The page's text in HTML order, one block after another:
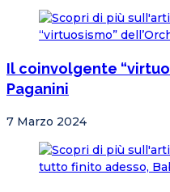
Il coinvolgente
Paganini
7 Marzo 2024